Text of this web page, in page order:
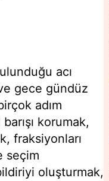
acı
gece gündüz
adım
korumak,
fraksiyonları
seçim
oluşturmak,